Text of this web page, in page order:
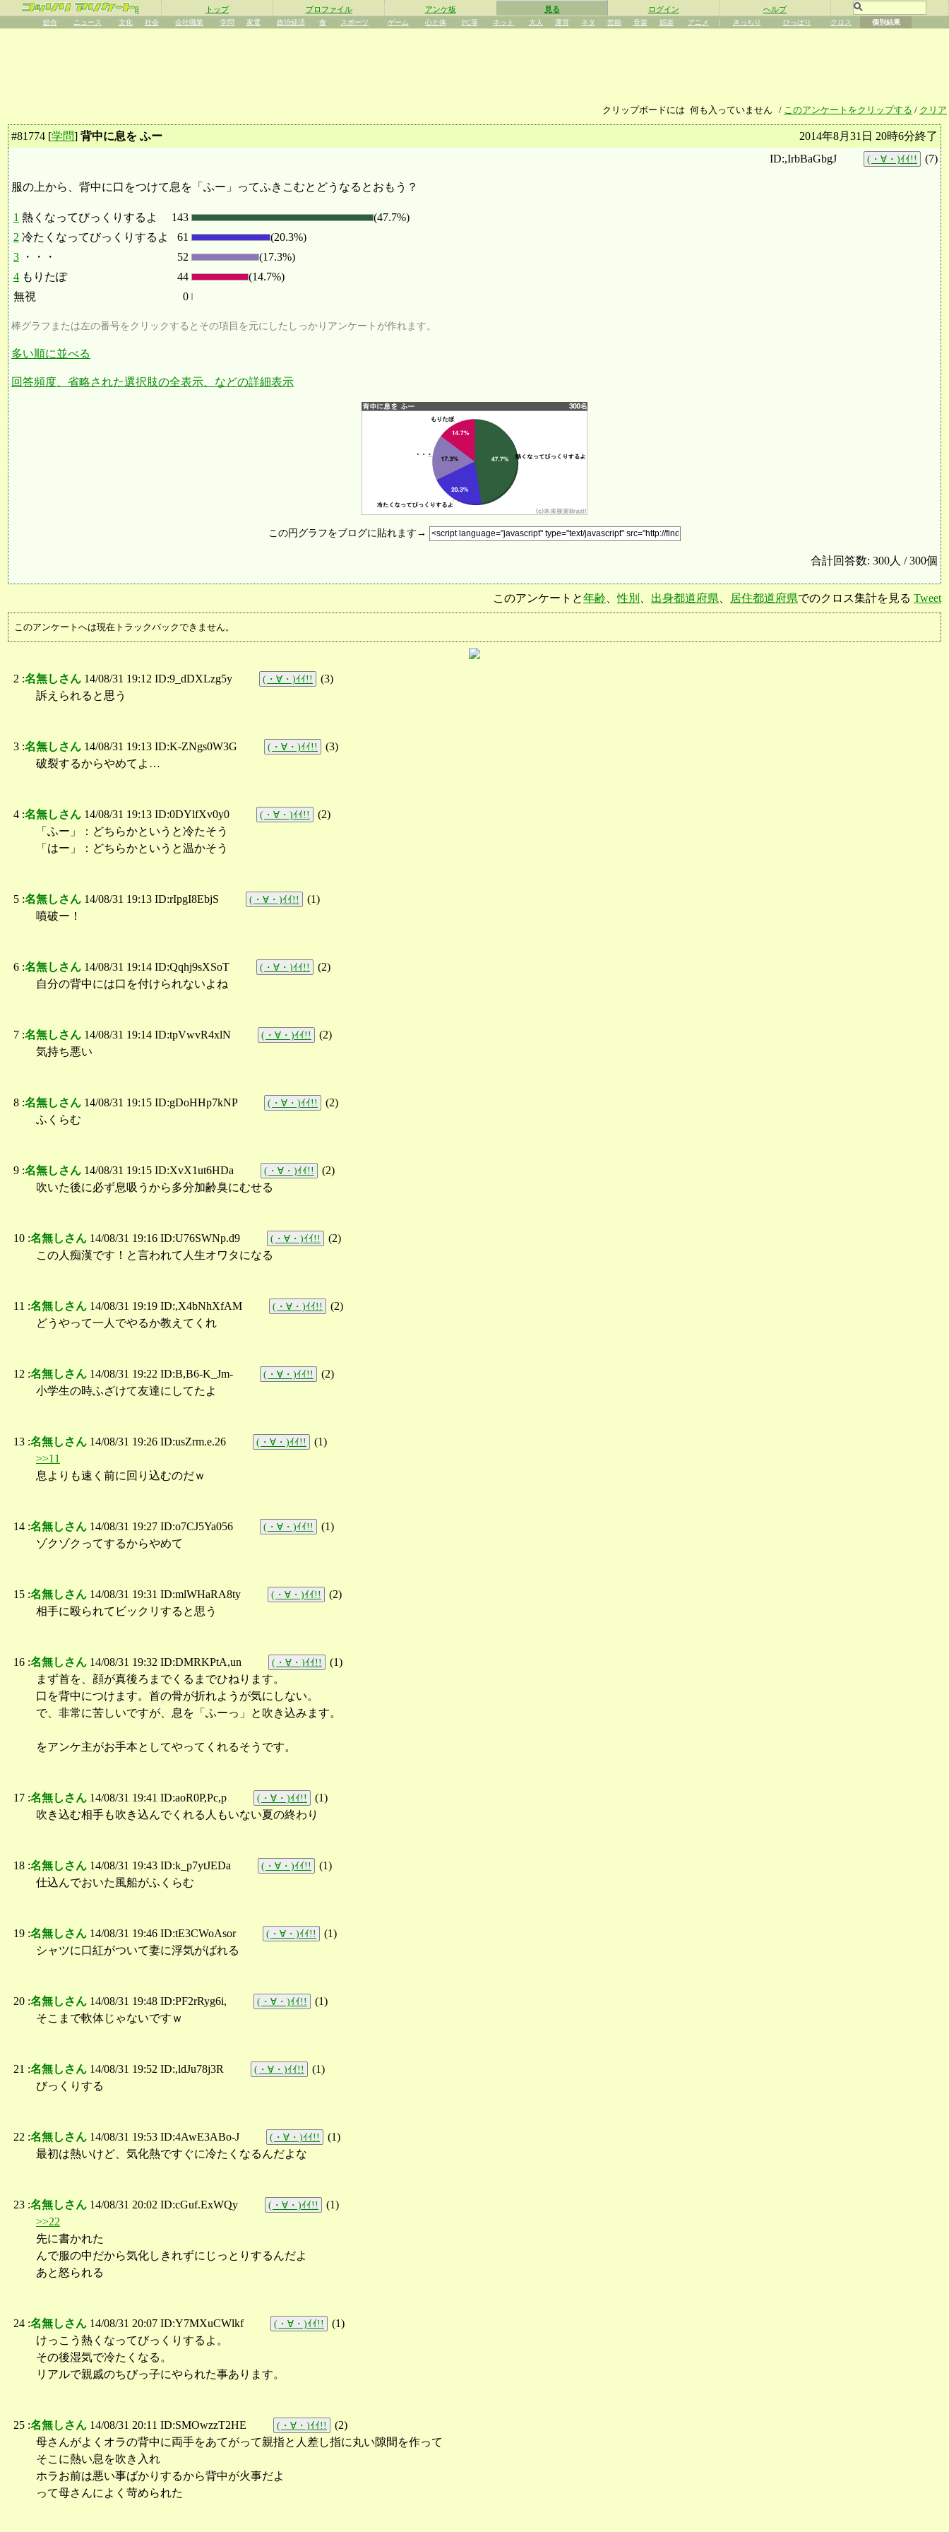
β トップ プロファイル アンケ板 見る ログイン ヘルプ
総合 ニュース 文化 社会 会社職業 学問 家電 政治経済 食 スポーツ ゲーム 心と体 PC等 ネット 大人 運営 ネタ 芸能 音楽 娯楽 アニメ | きっちり ひっぱり クロス 個別結果
クリップボードには 何も入っていません / このアンケートをクリップする / クリア
2014年8月31日 20時6分終了
#81774 [学問] 背中に息を ふー
ID:,IrbBaGbgJ
(・∀・)ｲｲ!! (7)
服の上から、背中に口をつけて息を「ふー」ってふきこむとどうなるとおもう？
1 熱くなってびっくりするよ 143
(47.7%)
2 冷たくなってびっくりするよ 61
(20.3%)
3
・・・ 52
(17.3%)
4 もりたぽ 44
(14.7%)
無視
0
棒グラフまたは左の番号をクリックするとその項目を元にしたしっかりアンケートが作れます。
多い順に並べる
回答頻度、省略された選択肢の全表示、などの詳細表示
この円グラフをブログに貼れます→
合計回答数: 300人 / 300個
このアンケートと年齢 、性別 出身都道府県 居住都道府県でのクロス集計を見る Tweet
このアンケートへは現在トラックバックできません。
2 :名無しさん 14/08/31 19:12 ID:9_dDXLzg5y (・∀・)ｲｲ!! (3)
訴えられると思う
3 :名無しさん 14/08/31 19:13 ID:K-ZNgs0W3G (・∀・)ｲｲ!! (3)
破裂するからやめてよ…
4 :名無しさん 14/08/31 19:13 ID:0DYlfXv0y0 (・∀・)ｲｲ!! (2)
「ふー」：どちらかというと冷たそう
「はー」：どちらかというと温かそう
5 :名無しさん 14/08/31 19:13 ID:rIpgI8EbjS (・∀・)ｲｲ!! (1)
噴破ー！
6 :名無しさん 14/08/31 19:14 ID:Qqhj9sXSoT (・∀・)ｲｲ!! (2)
自分の背中には口を付けられないよね
7 :名無しさん 14/08/31 19:14 ID:tpVwvR4xlN (・∀・)ｲｲ!! (2)
気持ち悪い
8 :名無しさん 14/08/31 19:15 ID:gDoHHp7kNP (・∀・)ｲｲ!! (2)
ふくらむ
9 :名無しさん 14/08/31 19:15 ID:XvX1ut6HDa (・∀・)ｲｲ!! (2)
吹いた後に必ず息吸うから多分加齢臭にむせる
10 :名無しさん 14/08/31 19:16 ID:U76SWNp.d9 (・∀・)ｲｲ!! (2)
この人痴漢です！と言われて人生オワタになる
11 :名無しさん 14/08/31 19:19 ID:,X4bNhXfAM (・∀・)ｲｲ!! (2)
どうやって一人でやるか教えてくれ
12 :名無しさん 14/08/31 19:22 ID:B,B6-K_Jm- (・∀・)ｲｲ!! (2)
小学生の時ふざけて友達にしてたよ
13 :名無しさん 14/08/31 19:26 ID:usZrm.e.26 (・∀・)ｲｲ!! (1)
>>11
息よりも速く前に回り込むのだｗ
14 :名無しさん 14/08/31 19:27 ID:o7CJ5Ya056 (・∀・)ｲｲ!! (1)
ゾクゾクってするからやめて
15 :名無しさん 14/08/31 19:31 ID:mlWHaRA8ty (・∀・)ｲｲ!! (2)
相手に殴られてビックリすると思う
16 :名無しさん 14/08/31 19:32 ID:DMRKPtA,un (・∀・)ｲｲ!! (1)
まず首を、顔が真後ろまでくるまでひねります。
口を背中につけます。首の骨が折れようが気にしない。
で、非常に苦しいですが、息を「ふーっ」と吹き込みます。
をアンケ主がお手本としてやってくれるそうです。
17 :名無しさん 14/08/31 19:41 ID:aoR0P,Pc,p (・∀・)ｲｲ!! (1)
吹き込む相手も吹き込んでくれる人もいない夏の終わり
18 :名無しさん 14/08/31 19:43 ID:k_p7ytJEDa (・∀・)ｲｲ!! (1)
仕込んでおいた風船がふくらむ
19 :名無しさん 14/08/31 19:46 ID:tE3CWoAsor (・∀・)ｲｲ!! (1)
シャツに口紅がついて妻に浮気がばれる
20 :名無しさん 14/08/31 19:48 ID:PF2rRyg6i, (・∀・)ｲｲ!! (1)
そこまで軟体じゃないですｗ
21 :名無しさん 14/08/31 19:52 ID:,ldJu78j3R (・∀・)ｲｲ!! (1)
びっくりする
22 :名無しさん 14/08/31 19:53 ID:4AwE3ABo-J (・∀・)ｲｲ!! (1)
最初は熱いけど、気化熱ですぐに冷たくなるんだよな
23 :名無しさん 14/08/31 20:02 ID:cGuf.ExWQy (・∀・)ｲｲ!! (1)
>>22
先に書かれた
んで服の中だから気化しきれずにじっとりするんだよ
あと怒られる
24 :名無しさん 14/08/31 20:07 ID:Y7MXuCWlkf (・∀・)ｲｲ!! (1)
けっこう熱くなってびっくりするよ。
その後湿気で冷たくなる。
リアルで親戚のちびっ子にやられた事あります。
25 :名無しさん 14/08/31 20:11 ID:SMOwzzT2HE (・∀・)ｲｲ!! (2)
母さんがよくオラの背中に両手をあてがって親指と人差し指に丸い隙間を作って
そこに熱い息を吹き入れ
ホラお前は悪い事ばかりするから背中が火事だよ
って母さんによく苛められた